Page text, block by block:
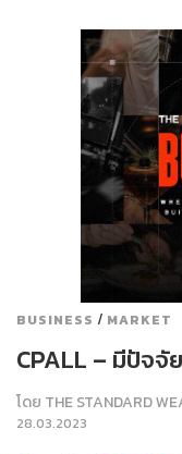
BUSINESS / MARKET
CPALL – มีปัจจั
โดย THE STANDARD
28.03.2023